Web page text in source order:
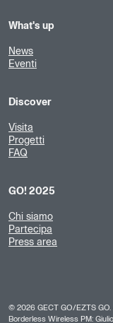
What's up
News
Eventi
Discover
Visita
Progetti
FAQ
GO! 2025
Chi siamo
Partecipa
Press area
© 2026 GECT GO/EZTS GO.
Borderless Wireless PM: